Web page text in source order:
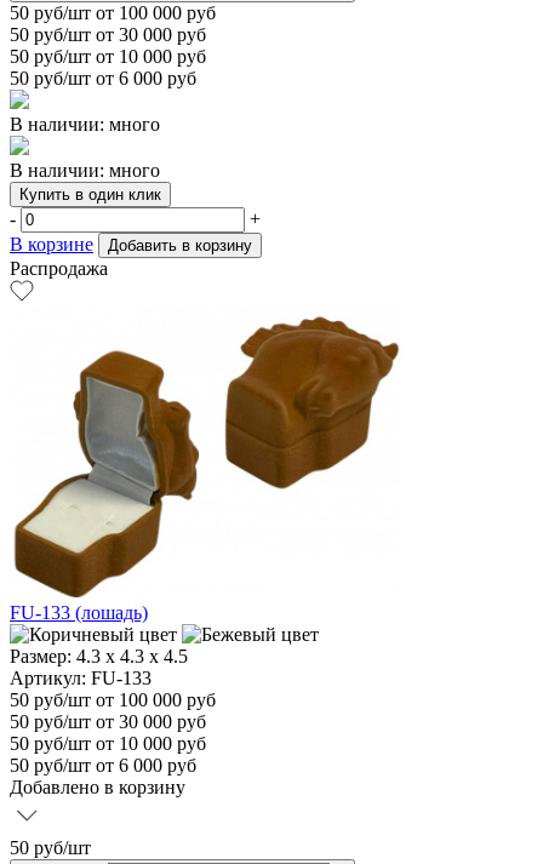
50 руб/шт от 100 000 руб
50 руб/шт от 30 000 руб
50 руб/шт от 10 000 руб
50 руб/шт от 6 000 руб
В наличии: много
В наличии: много
Купить в один клик
-
+
В корзине
Добавить в корзину
Распродажа
FU-133 (лошадь)
Размер: 4.3 x 4.3 x 4.5
Артикул: FU-133
50 руб/шт от 100 000 руб
50 руб/шт от 30 000 руб
50 руб/шт от 10 000 руб
50 руб/шт от 6 000 руб
Добавлено в корзину
50 руб/шт